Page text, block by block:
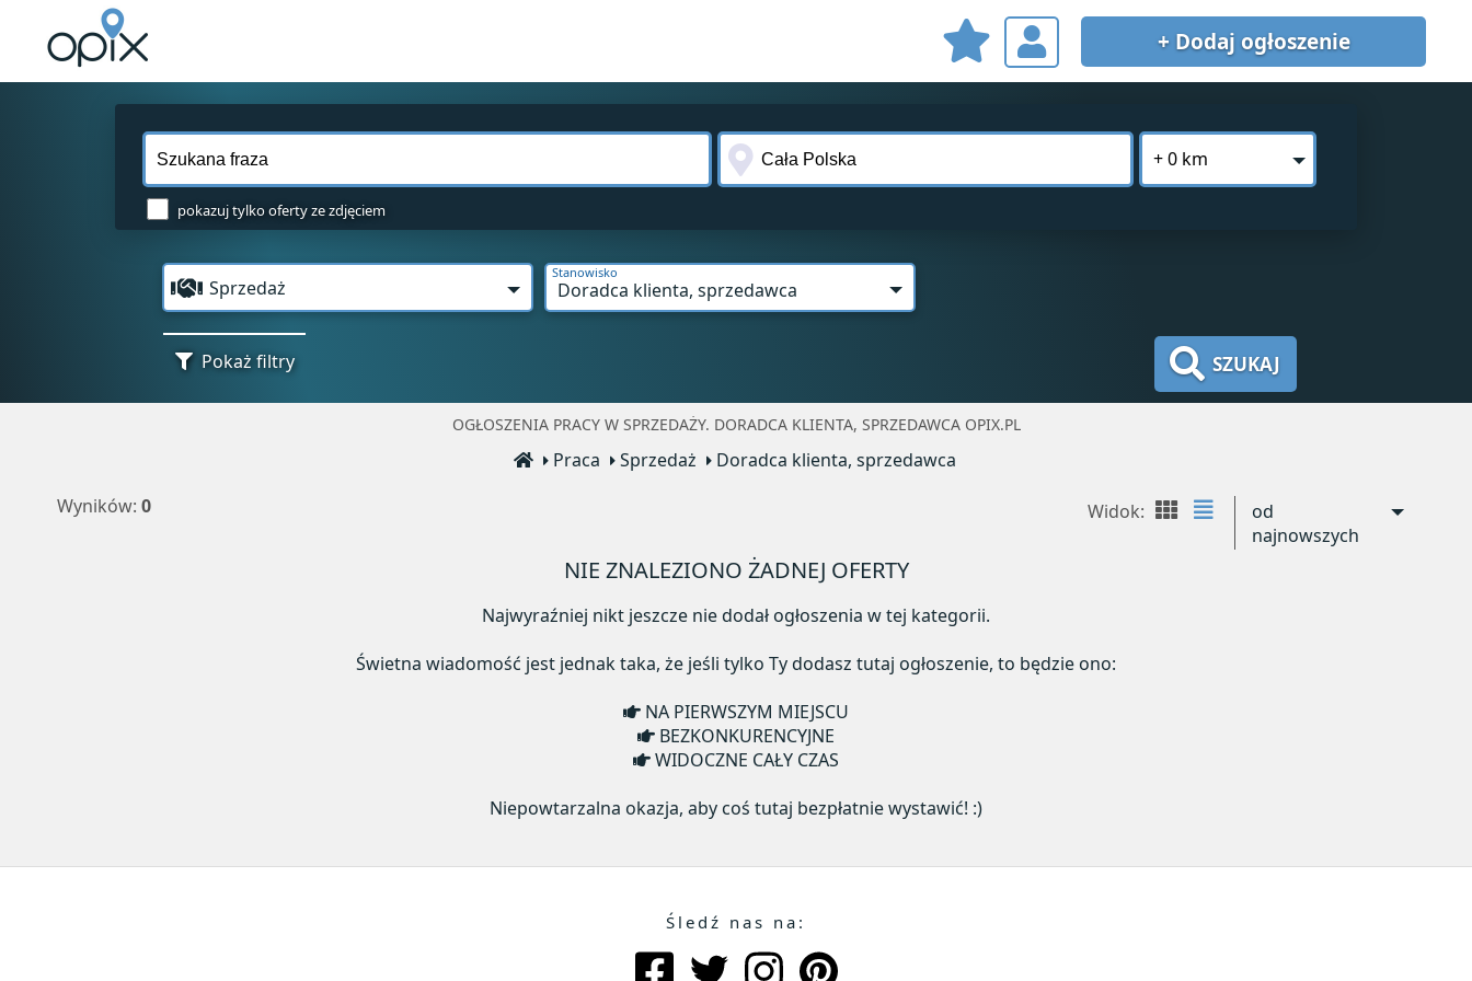
+ Dodaj ogłoszenie
+ 0 km
pokazuj tylko oferty ze zdjęciem
Sprzedaż Doradca klienta, sprzedawca
Stanowisko
Pokaż filtry SZUKAJ
OGŁOSZENIA PRACY W SPRZEDAŻY. DORADCA KLIENTA, SPRZEDAWCA OPIX.PL
Praca Sprzedaż
Doradca klienta, sprzedawca
Wyników: 0 Widok:
od
najnowszych
NIE ZNALEZIONO ŻADNEJ OFERTY
Najwyraźniej nikt jeszcze nie dodał ogłoszenia w tej kategorii.
Świetna wiadomość jest jednak taka, że jeśli tylko Ty dodasz tutaj ogłoszenie, to będzie ono:
NA PIERWSZYM MIEJSCU
BEZKONKURENCYJNE
WIDOCZNE CAŁY CZAS
Niepowtarzalna okazja, aby coś tutaj bezpłatnie wystawić! :)
Śledź nas na: